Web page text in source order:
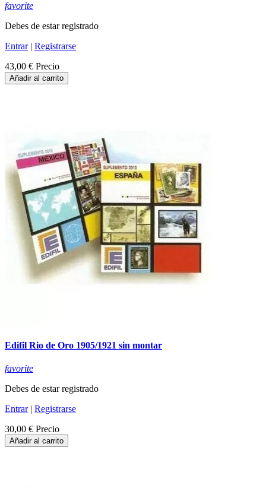
favorite
Debes de estar registrado
Entrar| Registrarse
43,00 € Precio
Añadir al carrito
Edifil Rio de Oro 1905/1921 sin montar
favorite
Debes de estar registrado
Entrar| Registrarse
30,00 € Precio
Añadir al carrito